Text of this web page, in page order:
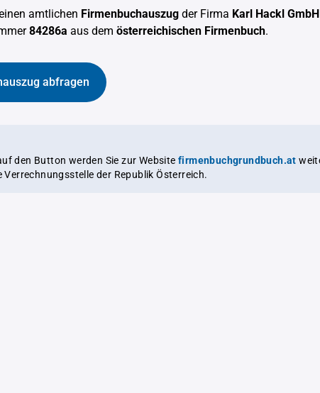
amtlichen Firmenbuchauszug der Firma Karl Hackl GmbH
84286a aus dem österreichischen Firmenbuch.
abfragen
den Button werden Sie zur Website firmenbuchgrundbuch.at weitergeleitet,
Verrechnungsstelle der Republik Österreich.